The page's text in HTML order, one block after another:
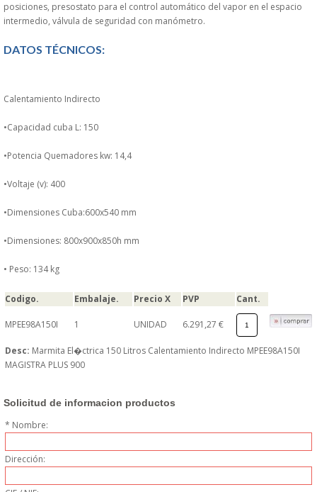
ELABORACI�N
MAQUINARIA FRIA
MENAJE DE COCINA
MAQUINARIA OTROS
PAPEL Y PRODUCTOS UNIUSO
VAJILLA
FORMA DE PAGO
CONDICIONES DE COMPRA
posiciones, presostato para el control automático del vapor en el espacio
intermedio, válvula de seguridad con manómetro.
DATOS TÉCNICOS:
Calentamiento Indirecto
•Capacidad cuba L: 150
•Potencia Quemadores kw: 14,4
•Voltaje (v): 400
•Dimensiones Cuba:600x540 mm
•Dimensiones: 800x900x850h mm
• Peso: 134 kg
Codigo. Embalaje. Precio X PVP Cant.
MPEE98A150I 1 UNIDAD 6.291,27 €
Desc: Marmita El�ctrica 150 Litros Calentamiento Indirecto MPEE98A150I
MAGISTRA PLUS 900
Solicitud de informacion productos
* Nombre:
Dirección: